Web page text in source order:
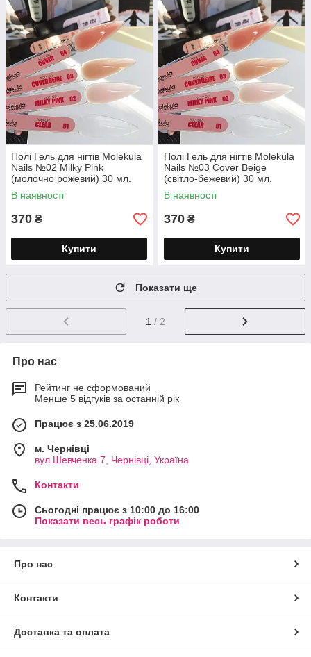
Полі Гель для нігтів Molekula
Nails №02 Milky Pink
(молочно рожевий) 30 мл.
В наявності
370 ₴
Купити
Полі Гель для нігтів Molekula
Nails №03 Cover Beige
(світло-бежевий) 30 мл.
В наявності
370 ₴
Купити
Показати ще
1 / 2
Про нас
Рейтинг не сформований
Менше 5 відгуків за останній рік
Працює з 25.06.2019
м. Чернівці
вул.Шевченка 7, Чернівці, Україна
Контакти
Сьогодні працює з 10:00 до 16:00
Показати весь графік роботи
Про нас
Контакти
Доставка та оплата